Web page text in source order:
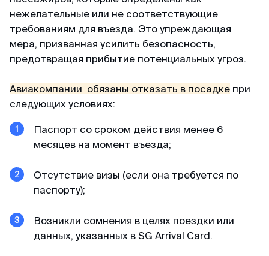
нежелательные или не соответствующие
требованиям для въезда. Это упреждающая
мера, призванная усилить безопасность,
предотвращая прибытие потенциальных угроз.
Авиакомпании обязаны отказать в посадке при
следующих условиях:
Паспорт со сроком действия менее 6
месяцев на момент въезда;
Отсутствие визы (если она требуется по
паспорту);
Возникли сомнения в целях поездки или
данных, указанных в SG Arrival Card.